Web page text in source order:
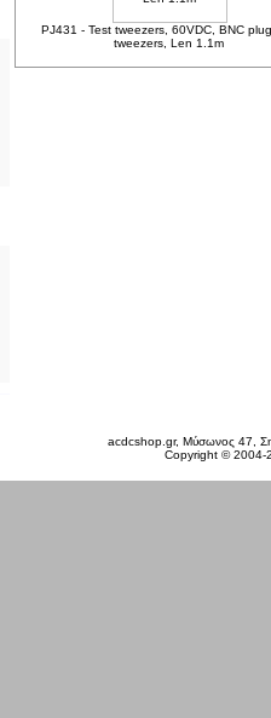
PJ431 - Test tweezers, 60VDC, BNC
tweezers, Len 1.1m
acdcshop.gr, Μύσωνος 47,
Copyright ©